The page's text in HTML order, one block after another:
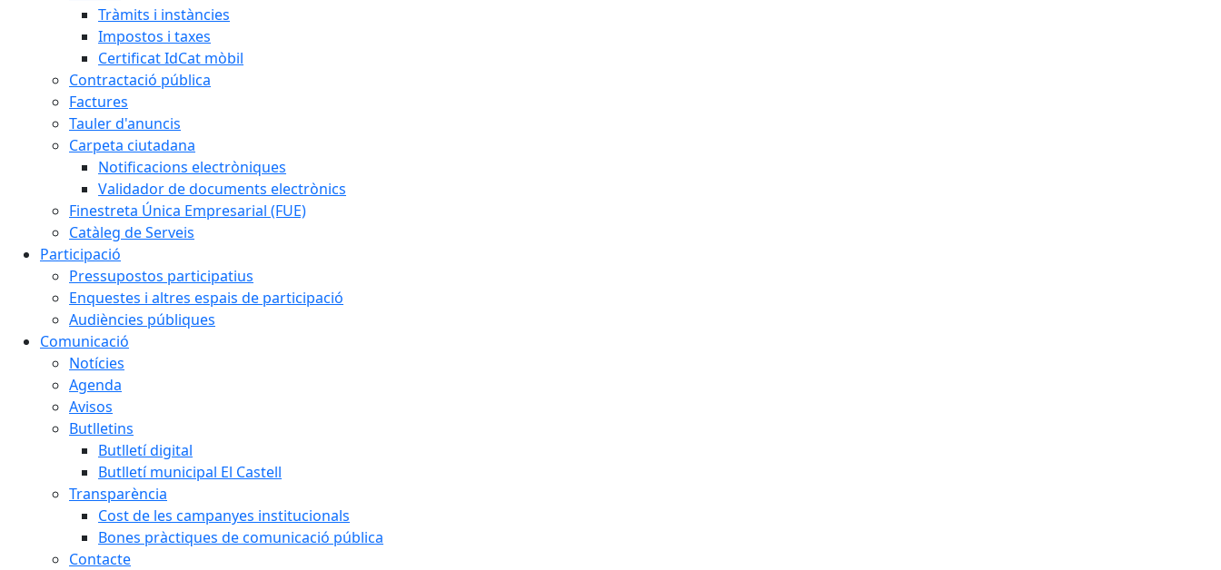
Tràmits i instàncies
Impostos i taxes
Certificat IdCat mòbil
Contractació pública
Factures
Tauler d'anuncis
Carpeta ciutadana
Notificacions electròniques
Validador de documents electrònics
Finestreta Única Empresarial (FUE)
Catàleg de Serveis
Participació
Pressupostos participatius
Enquestes i altres espais de participació
Audiències públiques
Comunicació
Notícies
Agenda
Avisos
Butlletins
Butlletí digital
Butlletí municipal El Castell
Transparència
Cost de les campanyes institucionals
Bones pràctiques de comunicació pública
Contacte